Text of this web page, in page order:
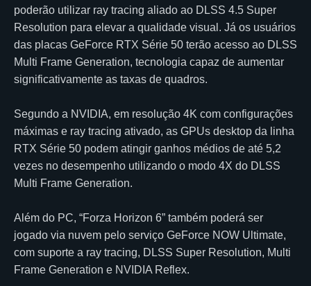
poderão utilizar ray tracing aliado ao DLSS 4.5 Super
Resolution para elevar a qualidade visual. Já os usuários
das placas GeForce RTX Série 50 terão acesso ao DLSS
Multi Frame Generation, tecnologia capaz de aumentar
significativamente as taxas de quadros.
Segundo a NVIDIA, em resolução 4K com configurações
máximas e ray tracing ativado, as GPUs desktop da linha
RTX Série 50 podem atingir ganhos médios de até 5,2
vezes no desempenho utilizando o modo 4X do DLSS
Multi Frame Generation.
Além do PC, “Forza Horizon 6” também poderá ser
jogado via nuvem pelo serviço GeForce NOW Ultimate,
com suporte a ray tracing, DLSS Super Resolution, Multi
Frame Generation e NVIDIA Reflex.